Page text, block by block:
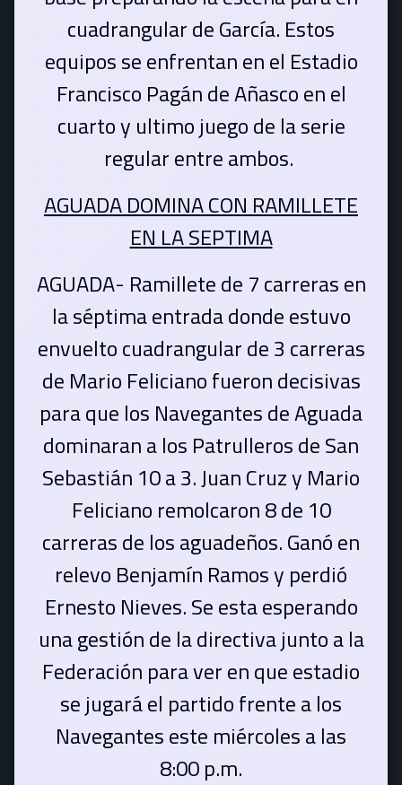
cuadrangular de García. Estos
equipos se enfrentan en el Estadio
Francisco Pagán de Añasco en el
cuarto y ultimo juego de la serie
regular entre ambos.
AGUADA DOMINA CON RAMILLETE
EN LA SEPTIMA
AGUADA- Ramillete de 7 carreras en
la séptima entrada donde estuvo
envuelto cuadrangular de 3 carreras
de Mario Feliciano fueron decisivas
para que los Navegantes de Aguada
dominaran a los Patrulleros de San
Sebastián 10 a 3. Juan Cruz y Mario
Feliciano remolcaron 8 de 10
carreras de los aguadeños. Ganó en
relevo Benjamín Ramos y perdió
Ernesto Nieves. Se esta esperando
una gestión de la directiva junto a la
Federación para ver en que estadio
se jugará el partido frente a los
Navegantes este miércoles a las
8:00 p.m.